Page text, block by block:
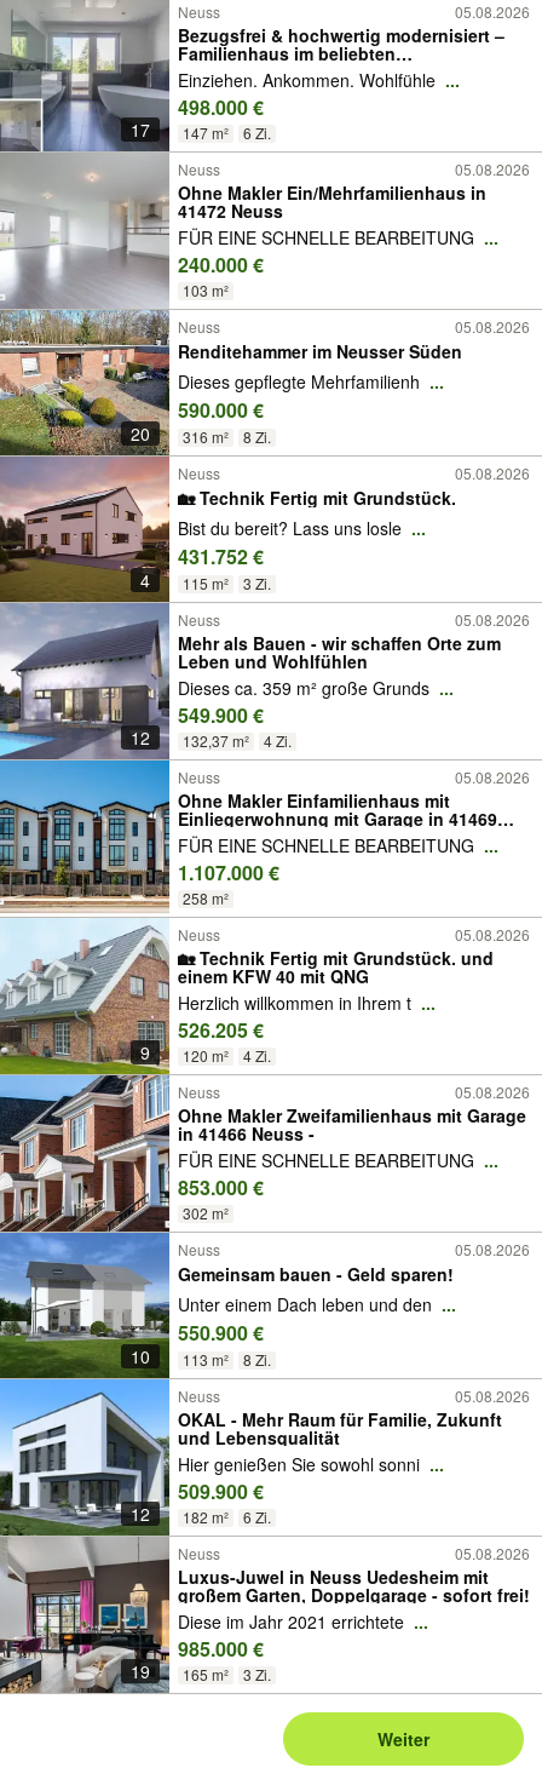
17
Neuss 05.08.2026
Bezugsfrei & hochwertig modernisiert –
Familienhaus im beliebten
Augustinusviertel in Neuss
Einziehen. Ankommen. Wohlfühle ...
498.000 €
147 m²
6 Zi.
Neuss
05.08.2026
Ohne Makler Ein/Mehrfamilienhaus in
41472 Neuss
FÜR EINE SCHNELLE BEARBEITUNG ...
240.000 €
103 m²
20
Neuss 05.08.2026
Renditehammer im Neusser Süden
Dieses gepflegte Mehrfamilienh ...
590.000 €
316 m² 8 Zi.
4
Neuss 05.08.2026
🏡 Technik Fertig mit Grundstück.
Bist du bereit? Lass uns losle ...
431.752 €
115 m² 3 Zi.
12
Neuss 05.08.2026
Mehr als Bauen - wir schaffen Orte zum
Leben und Wohlfühlen
Dieses ca. 359 m² große Grunds ...
549.900 €
132,37 m²
4 Zi.
Neuss
05.08.2026
Ohne Makler Einfamilienhaus mit
Einliegerwohnung mit Garage in 41469
Neuss -
FÜR EINE SCHNELLE BEARBEITUNG ...
1.107.000 €
258 m²
9
Neuss 05.08.2026
🏡 Technik Fertig mit Grundstück. und
einem KFW 40 mit QNG
Herzlich willkommen in Ihrem t ...
526.205 €
120 m²
4 Zi.
Neuss
05.08.2026
Ohne Makler Zweifamilienhaus mit Garage
in 41466 Neuss -
FÜR EINE SCHNELLE BEARBEITUNG ...
853.000 €
302 m²
10
Neuss 05.08.2026
Gemeinsam bauen - Geld sparen!
Unter einem Dach leben und den ...
550.900 €
113 m² 8 Zi.
12
Neuss 05.08.2026
OKAL - Mehr Raum für Familie, Zukunft
und Lebensqualität
Hier genießen Sie sowohl sonni ...
509.900 €
182 m² 6 Zi.
19
Neuss 05.08.2026
Luxus-Juwel in Neuss Uedesheim mit
großem Garten, Doppelgarage - sofort frei!
Diese im Jahr 2021 errichtete ...
985.000 €
165 m² 3 Zi.
Weiter